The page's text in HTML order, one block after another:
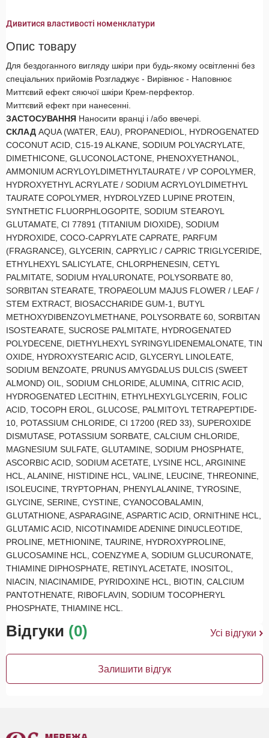
Дивитися властивості номенклатури
Опис товару
Для бездоганного вигляду шкіри при будь-якому освітленні без
спеціальних прийомів Розгладжує - Вирівнює - Наповнює
Миттєвий ефект сяючої шкіри Крем-перфектор.
Миттєвий ефект при нанесенні.
ЗАСТОСУВАННЯ Наносити вранці і /або ввечері.
СКЛАД AQUA (WATER, EAU), PROPANEDIOL, HYDROGENATED
COCONUT ACID, C15-19 ALKANE, SODIUM POLYACRYLATE,
DIMETHICONE, GLUCONOLACTONE, PHENOXYETHANOL,
AMMONIUM ACRYLOYLDIMETHYLTAURATE / VP COPOLYMER,
HYDROXYETHYL ACRYLATE / SODIUM ACRYLOYLDIMETHYL
TAURATE COPOLYMER, HYDROLYZED LUPINE PROTEIN,
SYNTHETIC FLUORPHLOGOPITE, SODIUM STEAROYL
GLUTAMATE, CI 77891 (TITANIUM DIOXIDE), SODIUM
HYDROXIDE, COCO-CAPRYLATE CAPRATE, PARFUM
(FRAGRANCE), GLYCERIN, CAPRYLIC / CAPRIC TRIGLYCERIDE,
ETHYLHEXYL SALICYLATE, CHLORPHENESIN, CETYL
PALMITATE, SODIUM HYALURONATE, POLYSORBATE 80,
SORBITAN STEARATE, TROPAEOLUM MAJUS FLOWER / LEAF /
STEM EXTRACT, BIOSACCHARIDE GUM-1, BUTYL
METHOXYDIBENZOYLMETHANE, POLYSORBATE 60, SORBITAN
ISOSTEARATE, SUCROSE PALMITATE, HYDROGENATED
POLYDECENE, DIETHYLHEXYL SYRINGYLIDENEMALONATE, TIN
OXIDE, HYDROXYSTEARIC ACID, GLYCERYL LINOLEATE,
SODIUM BENZOATE, PRUNUS AMYGDALUS DULCIS (SWEET
ALMOND) OIL, SODIUM CHLORIDE, ALUMINA, CITRIC ACID,
HYDROGENATED LECITHIN, ETHYLHEXYLGLYCERIN, FOLIC
ACID, TOCOPH EROL, GLUCOSE, PALMITOYL TETRAPEPTIDE-
10, POTASSIUM CHLORIDE, CI 17200 (RED 33), SUPEROXIDE
DISMUTASE, POTASSIUM SORBATE, CALCIUM CHLORIDE,
MAGNESIUM SULFATE, GLUTAMINE, SODIUM PHOSPHATE,
ASCORBIC ACID, SODIUM ACETATE, LYSINE HCL, ARGININE
HCL, ALANINE, HISTIDINE HCL, VALINE, LEUCINE, THREONINE,
ISOLEUCINE, TRYPTOPHAN, PHENYLALANINE, TYROSINE,
GLYCINE, SERINE, CYSTINE, CYANOCOBALAMIN,
GLUTATHIONE, ASPARAGINE, ASPARTIC ACID, ORNITHINE HCL,
GLUTAMIC ACID, NICOTINAMIDE ADENINE DINUCLEOTIDE,
PROLINE, METHIONINE, TAURINE, HYDROXYPROLINE,
GLUCOSAMINE HCL, COENZYME A, SODIUM GLUCURONATE,
THIAMINE DIPHOSPHATE, RETINYL ACETATE, INOSITOL,
NIACIN, NIACINAMIDE, PYRIDOXINE HCL, BIOTIN, CALCIUM
PANTOTHENATE, RIBOFLAVIN, SODIUM TOCOPHERYL
PHOSPHATE, THIAMINE HCL.
Відгуки (0) Усі відгуки
Залишити відгук